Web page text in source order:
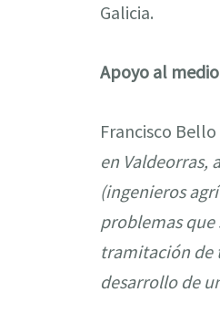
Galicia.
Apoyo al
Francisco
en Valdeorras,
(ingenieros
problemas que
tramitación de
desarrollo de